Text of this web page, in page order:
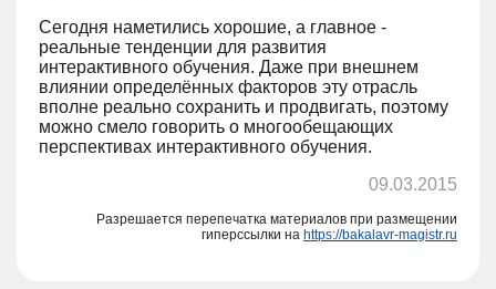
Сегодня наметились хорошие, а главное -
реальные тенденции для развития
интерактивного обучения. Даже при внешнем
влиянии определённых факторов эту отрасль
вполне реально сохранить и продвигать, поэтому
можно смело говорить о многообещающих
перспективах интерактивного обучения.
09.03.2015
Разрешается перепечатка материалов при размещении
гиперссылки на https://bakalavr-magistr.ru